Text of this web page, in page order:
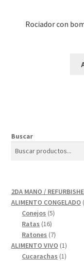
Rociador con
Buscar
2DA MANO /
ALIMENTO CONGELADO
Conejos 55
Ratas 1616
productos
Ratones 77
productos
ALIMENTO VIVO 11
Cucarachas 11